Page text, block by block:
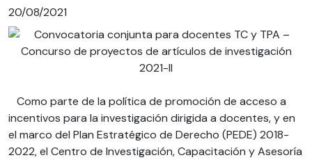
20/08/2021
Como parte de la política de promoción de acceso a
incentivos para la investigación dirigida a docentes, y en
el marco del Plan Estratégico de Derecho (PEDE) 2018-
2022, el Centro de Investigación, Capacitación y Asesoría